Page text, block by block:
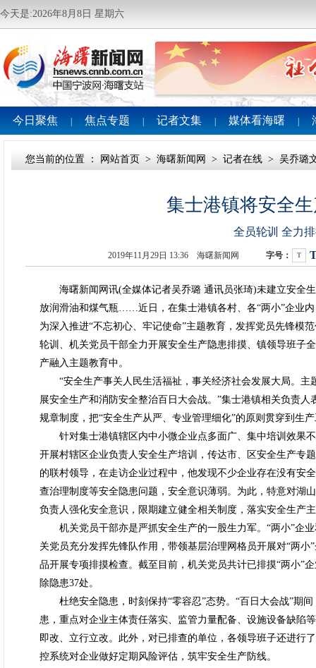
今天是:2026年8月8日 星期六
今日聚焦 焦点专题 记者文集 媒体看海曙
您当前的位置 ： 网站首页 > 海曙新闻网 > 记者在线 > 吴乔璐
集士港镇将安全
全员轮训 全力
2019年11月29日 13:36 海曙新闻网 字号： T
海曙新闻网讯(全媒体记者吴乔璐 通讯员张琦)未建立安全
放润滑油和煤气瓶……近日，在集士港镇各村、各“两小”企业
为深入推进“不忘初心、牢记使命”主题教育，发挥党员先锋模
轮训、机关党员干部全力开展安全生产隐患排摸、镇领导班子
产融入主题教育中。
“安全生产事关人民生活福祉，事关经济社会发展大局。主
展安全生产和消防安全整治百日大会战。”集士港镇相关负责
规章制度，把“安全生产从严、专业管理细化”的原则贯穿到生
针对集士港镇辖区内中小微企业点多面广、集中培训效果
开展村辖区企业负责人安全生产培训，传达市、区安全生产专
的联村领导，在走访企业过程中，他发现不少企业存在没有安
查治理制度等安全隐患问题，安全意识薄弱。为此，特意对湖
负责人强化安全意识，限期建立健全相关制度，落实安全生产
机关党员干部亦是严抓安全生产的一股生力军。“两小”企
关党员充分发挥先锋队作用，带领基层治理网格员开展对“两
品开展专项排摸检查。截至目前，机关党员共计已排摸“两小”
除隐患37处。
杜绝安全隐患，时刻保持“零容忍”态势。“百日大会战”期
患，重点对企业主体责任落实、监管力量配备、设施设备缺陷
即改、立行立改。此外，对已排查的单位，各领导班子还进行
控系统对企业做好定期风险评估，筑牢安全生产防线。